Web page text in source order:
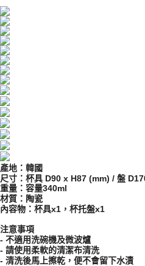
產地：韓國
尺寸：杯具 D90 x H87 (mm) / 盤
重量：容量340ml
材質：陶瓷
內容物：杯具x1，杯托盤x1
注意事項
- 不適用洗碗機及微波爐
- 請使用柔軟的清潔布清洗
- 清洗後馬上擦乾，便不會留下水漬